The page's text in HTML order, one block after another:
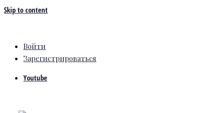
Skip to content
Войти
Зарегистрироваться
Youtube